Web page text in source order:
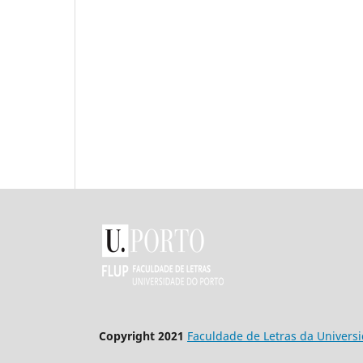
Copyright 2021 Faculdade de Letras da